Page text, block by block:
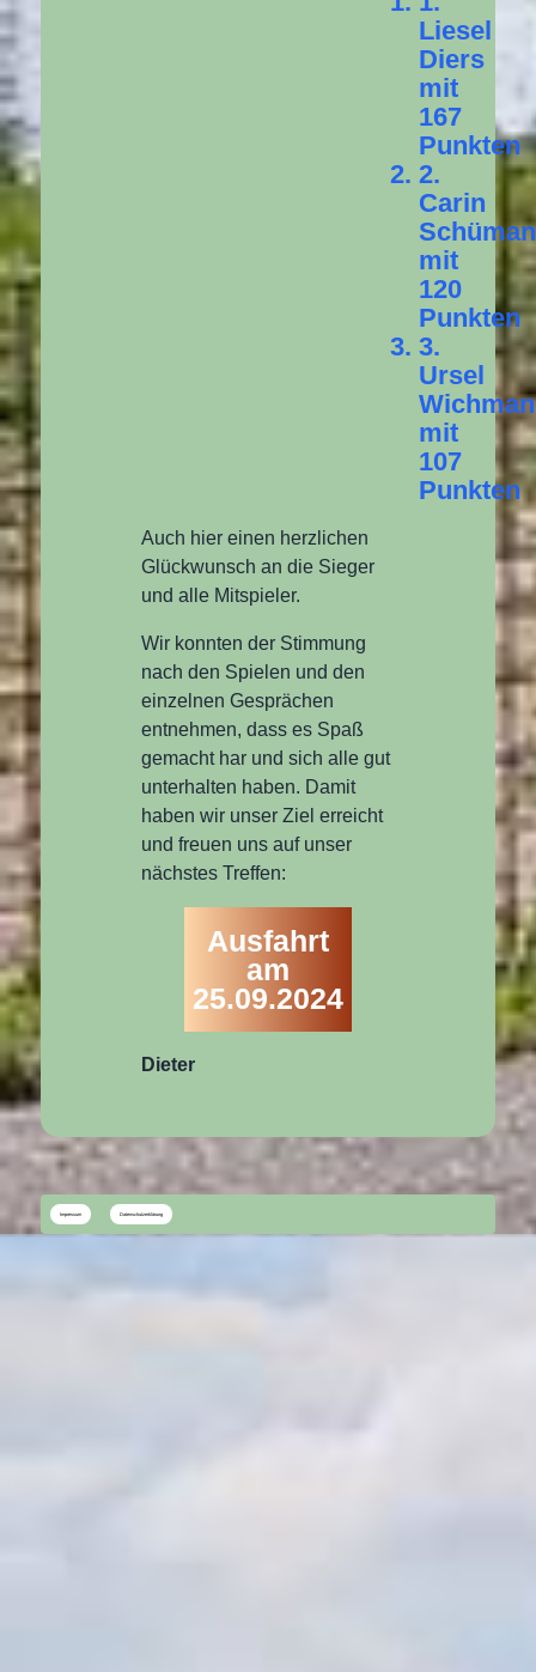
Liesel
Diers
mit
167
Punkten
2.
Carin
mit
120
Punkten
3.
Ursel
mit
107
Punkten
Auch hier einen herzlichen
Glückwunsch an die Sieger
und alle Mitspieler.
Wir konnten der Stimmung
nach den Spielen und den
einzelnen Gesprächen
entnehmen, dass es Spaß
gemacht har und sich alle gut
unterhalten haben. Damit
haben wir unser Ziel erreicht
und freuen uns auf unser
nächstes Treffen:
Ausfahrt
am
25.09.2024
Dieter
Impressum Datenschutzerklärung